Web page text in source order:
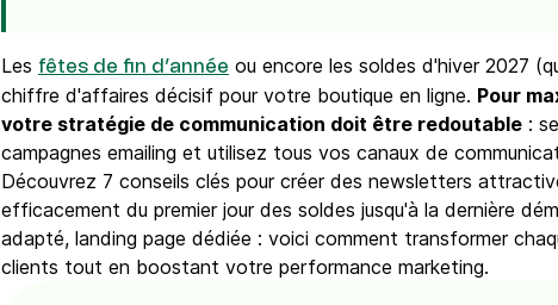
Les fêtes de fin d’année ou encore les soldes d'hiver 2027
chiffre d'affaires décisif pour votre boutique en ligne. Pour
votre stratégie de communication doit être redoutable :
campagnes emailing et utilisez tous vos canaux de
Découvrez 7 conseils clés pour créer des newsletters
efficacement du premier jour des soldes jusqu'à la dernière
adapté, landing page dédiée : voici comment transformer
clients tout en boostant votre performance marketing.